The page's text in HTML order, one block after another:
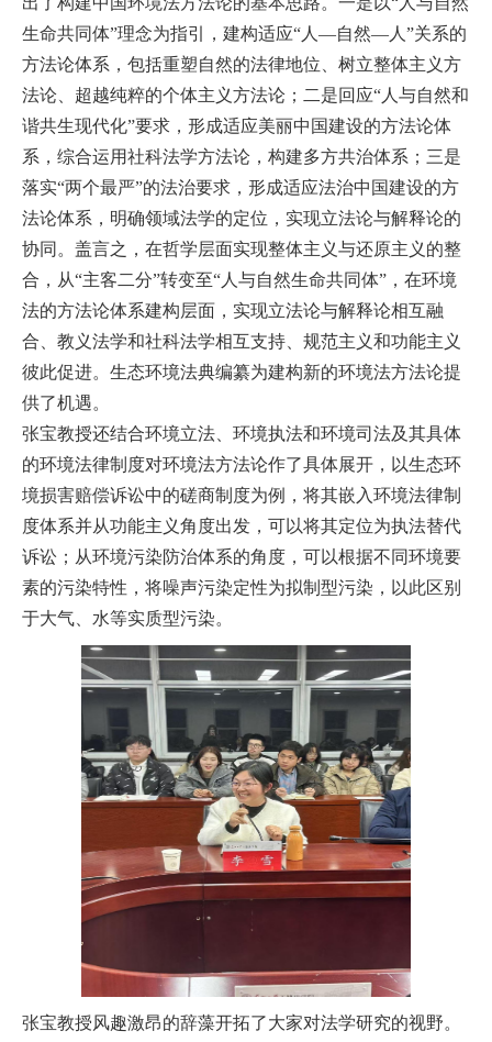
生命共同体”理念为指引，建构适应“人—自然—人”关系的
方法论体系，包括重塑自然的法律地位、树立整体主义方
法论、超越纯粹的个体主义方法论；二是回应“人与自然和
谐共生现代化”要求，形成适应美丽中国建设的方法论体
系，综合运用社科法学方法论，构建多方共治体系；三是
落实“两个最严”的法治要求，形成适应法治中国建设的方
法论体系，明确领域法学的定位，实现立法论与解释论的
协同。盖言之，在哲学层面实现整体主义与还原主义的整
合，从“主客二分”转变至“人与自然生命共同体”，在环境
法的方法论体系建构层面，实现立法论与解释论相互融
合、教义法学和社科法学相互支持、规范主义和功能主义
彼此促进。生态环境法典编纂为建构新的环境法方法论提
供了机遇。
张宝教授还结合环境立法、环境执法和环境司法及其具体
的环境法律制度对环境法方法论作了具体展开，以生态环
境损害赔偿诉讼中的磋商制度为例，将其嵌入环境法律制
度体系并从功能主义角度出发，可以将其定位为执法替代
诉讼；从环境污染防治体系的角度，可以根据不同环境要
素的污染特性，将噪声污染定性为拟制型污染，以此区别
于大气、水等实质型污染。
张宝教授风趣激昂的辞藻开拓了大家对法学研究的视野。